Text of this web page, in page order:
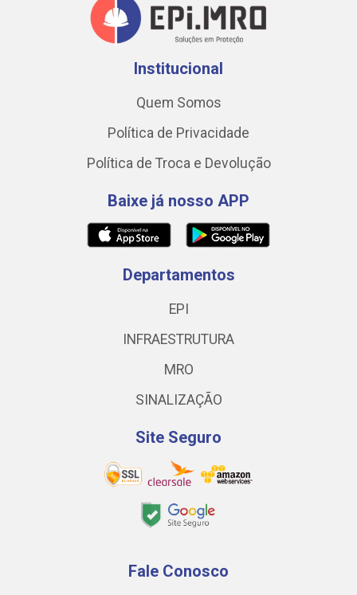
Institucional
Quem Somos
Política de Privacidade
Política de Troca e Devolução
Baixe já nosso APP
Departamentos
EPI
INFRAESTRUTURA
MRO
SINALIZAÇÃO
Site Seguro
Fale Conosco